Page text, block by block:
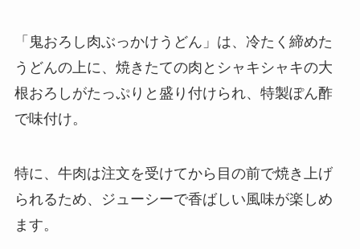
「鬼おろし肉ぶっかけうどん」は、冷たく締めた
うどんの上に、焼きたての肉とシャキシャキの大
根おろしがたっぷりと盛り付けられ、特製ぽん酢
で味付け。
特に、牛肉は注文を受けてから目の前で焼き上げ
られるため、ジューシーで香ばしい風味が楽しめ
ます。